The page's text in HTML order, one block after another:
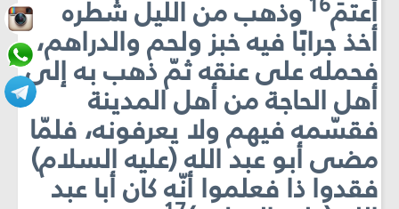
أعتمَ وذهب من الليل شطره
أخذ جرابًا فيه خبز ولحم والدراهم،
فحمله على عنقه ثمّ ذهب به إلى
أهل الحاجة من أهل المدينة
فقسّمه فيهم ولا يعرفونه، فلمّا
مضى أبو عبد الله (عليه السلام)
فقدوا ذا فعلموا أنّه كان أبا عبد